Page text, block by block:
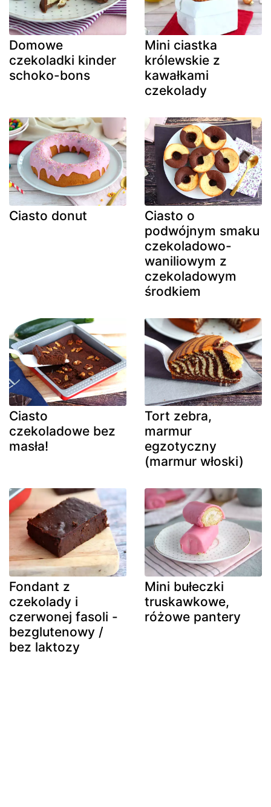
Domowe
czekoladki kinder
schoko-bons
Mini ciastka
królewskie z
kawałkami
czekolady
Ciasto donut
Ciasto o
podwójnym smaku
czekoladowo-
waniliowym z
czekoladowym
środkiem
Ciasto
czekoladowe bez
masła!
Tort zebra,
marmur
egzotyczny
(marmur włoski)
Fondant z
czekolady i
czerwonej fasoli -
bezglutenowy /
bez laktozy
Mini bułeczki
truskawkowe,
różowe pantery